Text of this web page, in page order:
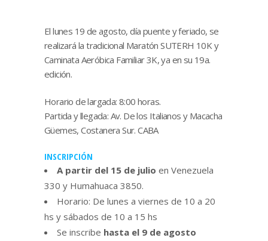
El lunes 19 de agosto, día puente y feriado, se
realizará la tradicional Maratón SUTERH 10K y
Caminata Aeróbica Familiar 3K, ya en su 19a.
edición.
Horario de largada: 8:00 horas.
Partida y llegada: Av. De los Italianos y Macacha
Güemes, Costanera Sur. CABA
INSCRIPCIÓN
A partir del 15 de julio en Venezuela
330 y Humahuaca 3850.
Horario: De lunes a viernes de 10 a 20
hs y sábados de 10 a 15 hs
Se inscribe hasta el 9 de agosto